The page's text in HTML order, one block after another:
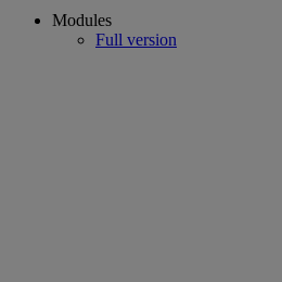
Modules
Full version